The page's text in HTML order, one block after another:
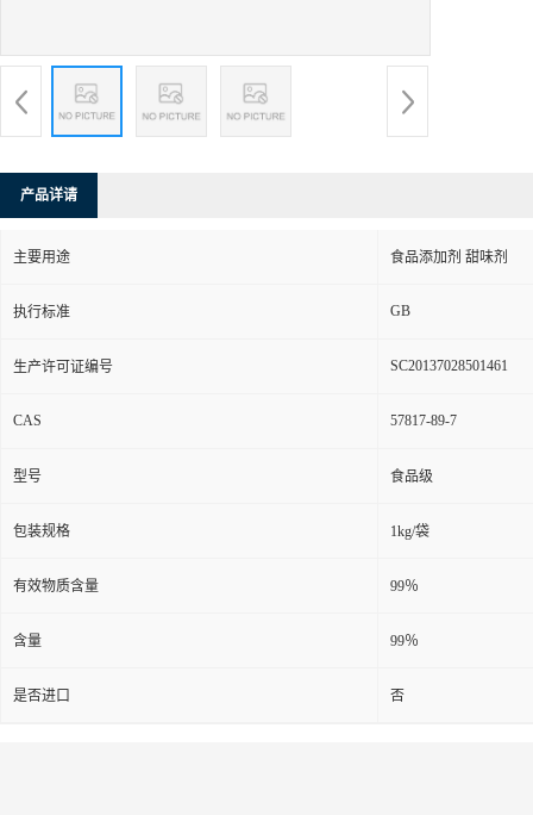
产品详请
主要用途 食品添加剂 甜味剂
执行标准 GB
生产许可证编号 SC20137028501461
CAS 57817-89-7
型号 食品级
包装规格 1kg/袋
有效物质含量 99％
含量 99％
是否进口 否